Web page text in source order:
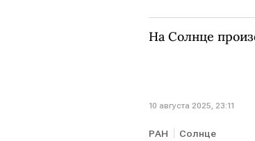
На Солнце
10 августа 2025, 23:11
РАН Солнце